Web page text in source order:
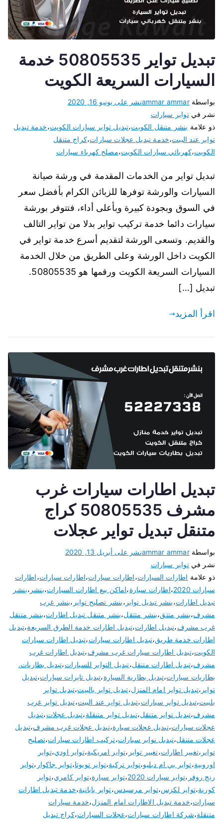
تبديل تواير 50805535 خدمة
السيارات السريعة الكويت
بواسطةammar ammarنشر على يونيو 16, 2020
نشر فيتواير سيارات
ذو علامة بنشر متنقل الكويت،تبديل تواير سيارات الكويت،خدمة تبديل
تواير عند البيت،خدمة تبديل عجلات سيارات،كراج متنقل
الكويت،كهربائي سيارات الكويت،مصلح كهرباء سيارات
تبديل تواير من الخدمات المقدمة في ورشة صيانة
السيارات والورشة توفرها للزبائن الكرام بأفضل سعر
في السوق وبجودة كبيرة وبأعلى أداء، فتتوفر بورشة
سيارات دائما خدمة تركيب تواير بدلا من تواير التالف
والقديم. وتسعى الورشة لتقديم أسرع خدمة تواير في
الكويت داخل الورشة وعلى الطريق من خلال الخدمة
السيارات السريعة الكويت ورقمها هو 50805535.
تبديل […]
اقرأ المزيد
تبديل اطارات سيارات غرب
مشرف 50805535 كراج
متنقل تبديل تواير عجلات
بواسطةammar ammarنشر على أبريل 13, 2020
نشر فيتواير سيارات
ذو علامة اطارات السيارات،اطارات سبارات،اطارات سيارات،اطارات
سيارات 2020
،اطارات سيارة،اماكن بيع اطارات السيارات،بنشر ،بنشر
تبديل اطارات،بنشر تبديل تواير ،بنشر تصليح تواير ،بنشر غرب
مشرف،بنشر متتق،بنشر متتقل،بنشر متنقل تبديل اطارات،بنشر متنقل
غرب مشرف،تبديل اطارات،تبديل اطارات خدمة الطرق السريعة،تبديل
اطارات خدمة طريق،تبديل اطارات سيارات،تبديل اطارات سيارات
الكويت،تبديل اطارات سيارات غرب مشرف،تبديل اطارات غرب
مشرف،تبديل اطارات متنقل،تبديل التواير للسيارات،تبديل بطاريات.
بطاريات سيارات،تبديل بطارية السيارة،تبديل تايرات سيارات،تبديل
تواير ،تبديل تواير امام المنزل،تبديل تواير بالبيت،تبديل تواير
بلبيت،تبديل تواير سيارات،تبديل تواير عند البيت،تبديل تواير غرب
مشرف،تبديل تواير متنقل،تبديل تواير متنقلة،تبديل عجلات،تبديل
عجلات سيارات،تبديل عجلات سيارة،تبديل عجلات غرب مشرف،تبديل
عجلات متنقل،تبديل نوابر سيارات،تركيب اطارات سيارات،تصليح
تواير ،تغيير اطارات،تغيير تواير ،تواير امريكية،تواير اودي،تواير
اوروبية،تواير بي ام دبليو،تواير تركية،تواير تويوتا،تواير جاكوار ،تواير
رنج روفر ،تواير سيارات 2020 ،تواير سيارة،تواير كامري،تواير
كورية،تواير لكزس،تواير مرسيدس،تواير يابانية،خدمة تبديل اطارات
سيارات،خدمة تبديل الاطارات امام المنزل،خدمة سيارات
متنقلة،شركة اطارات سيارات،عجلات السيارات،كراج تبديل